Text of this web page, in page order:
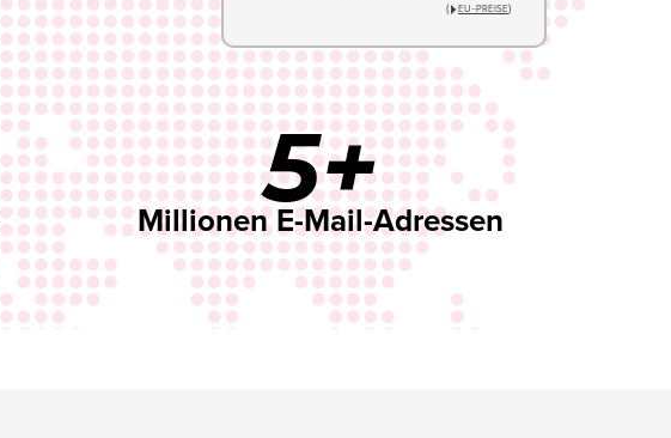
(
EU−PREISE)
5+
Millionen E-Mail-Adressen